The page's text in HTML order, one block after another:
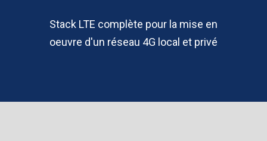
Stack LTE complète pour la mise en
oeuvre d'un réseau 4G local et privé